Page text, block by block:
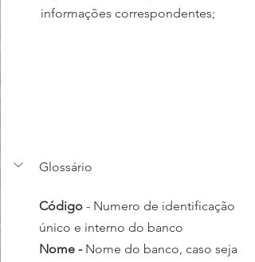
informações correspondentes;
Glossário
Código - Numero de identificação
único e interno do banco
Nome - Nome do banco, caso seja